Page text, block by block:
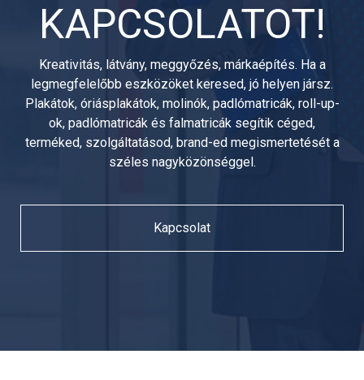
KAPCSOLATOT!
Kreativitás, látvány, meggyőzés, márkaépítés. Ha a
legmegfelelőbb eszközöket keresed, jó helyen jársz.
Plakátok, óriásplakátok, molinók, padlómatricák, roll-up-
ok, padlómatricák és falmatricák segítik céged,
terméked, szolgáltatásod, brand-ed megismertetését a
széles nagyközönséggel.
Kapcsolat